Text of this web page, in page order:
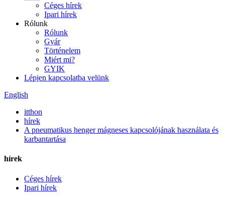
Céges hírek
Ipari hírek
Rólunk
Rólunk
Gyár
Történelem
Miért mi?
GYIK
Lépjen kapcsolatba velünk
English
itthon
hírek
A pneumatikus henger mágneses kapcsolójának használata és
karbantartása
hírek
Céges hírek
Ipari hírek